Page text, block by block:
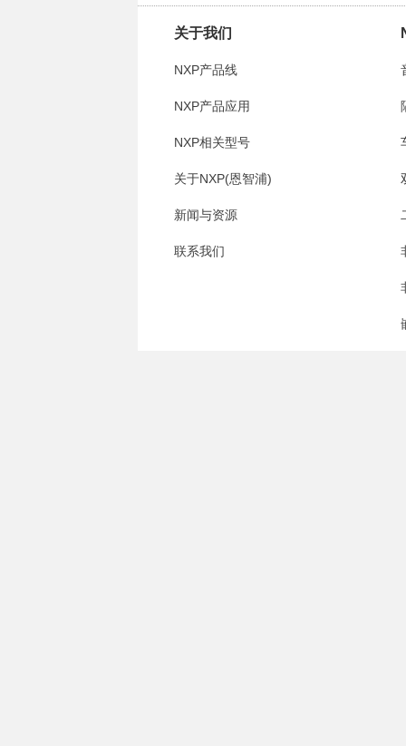
关于我们
NXP产品线
NXP产品应用
NXP相关型号
关于NXP(恩智浦)
新闻与资源
联系我们